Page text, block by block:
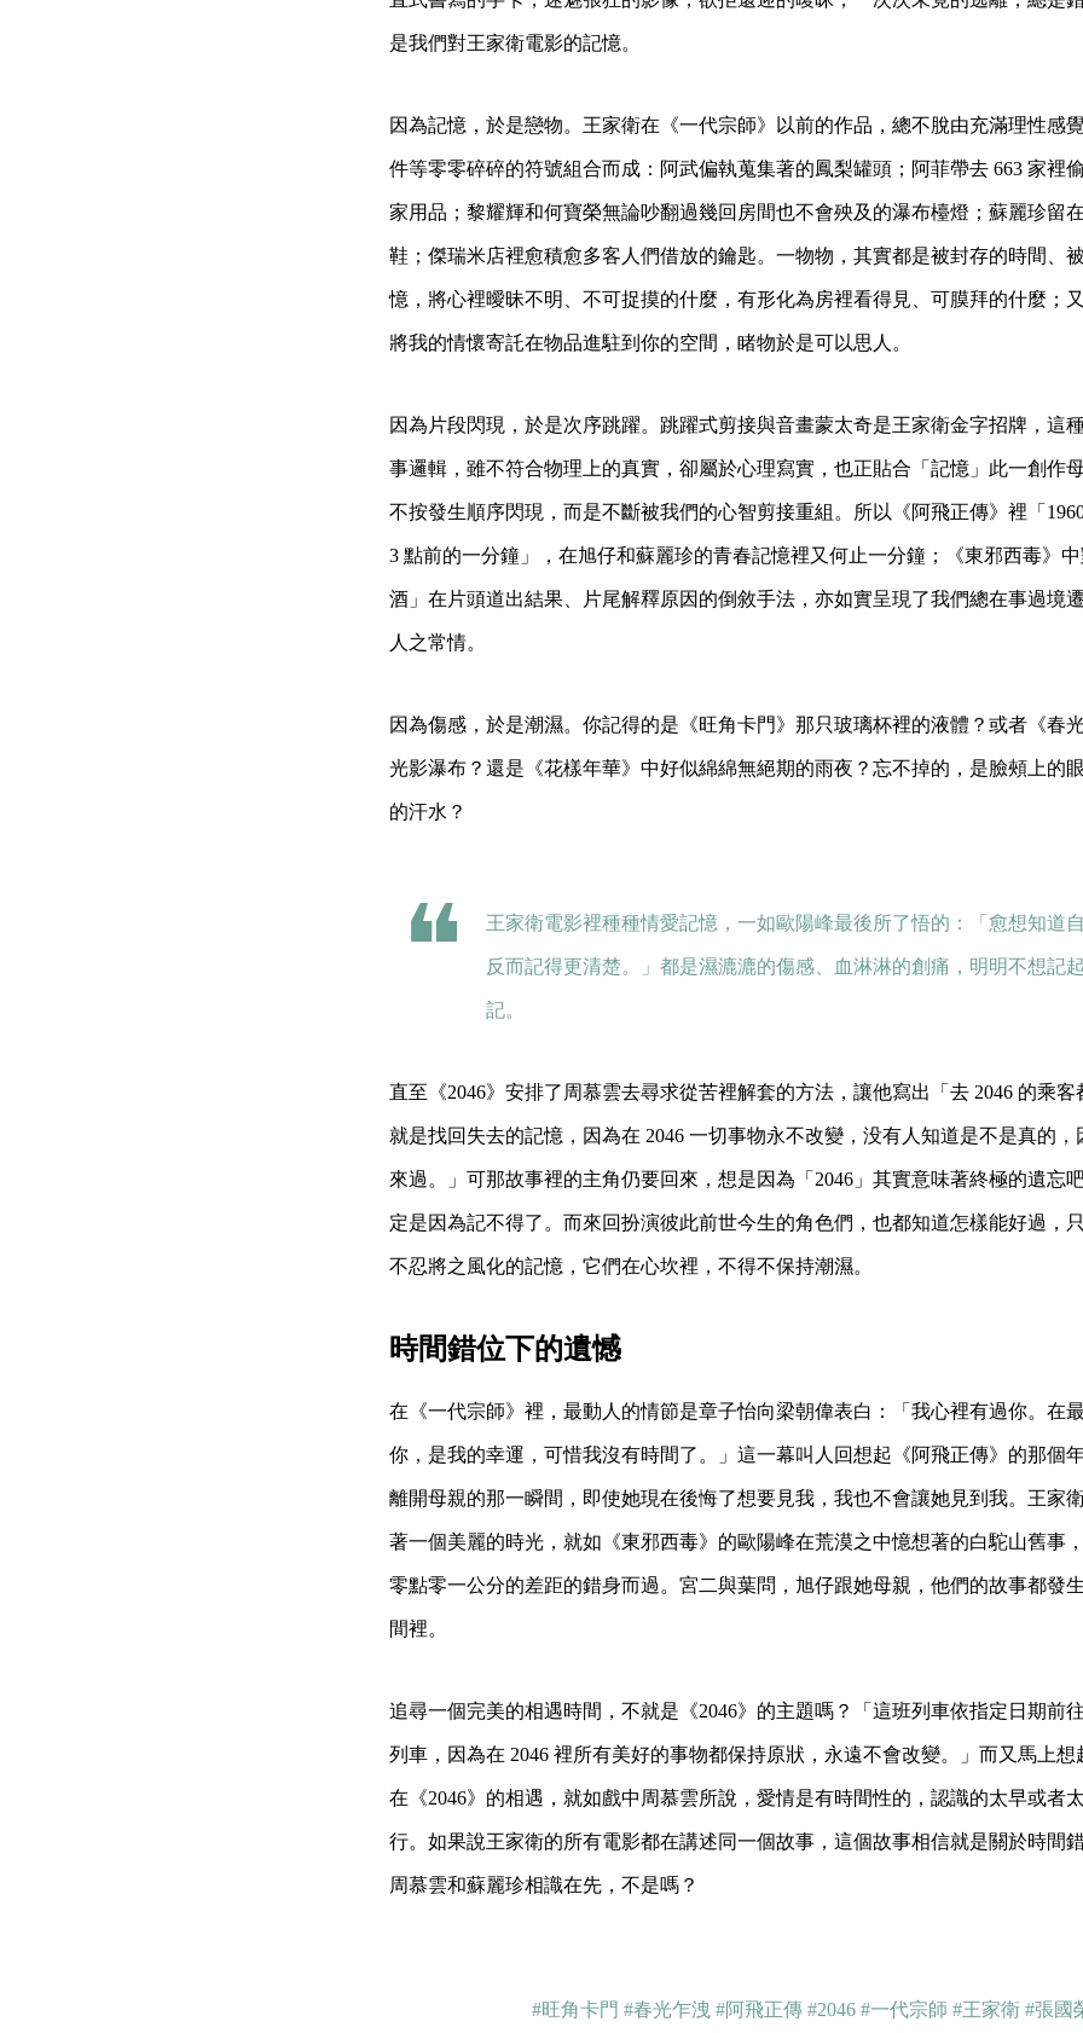
是我們對王家衛電影的記憶。
因為記憶，於是戀物。王家衛在《一代宗師》以前的作品，總不脫由充滿理性感
件等零零碎碎的符號組合而成：阿武偏執蒐集著的鳳梨罐頭；阿菲帶去 663 家裡
家用品；黎耀輝和何寶榮無論吵翻過幾回房間也不會殃及的瀑布檯燈；蘇麗珍留
鞋；傑瑞米店裡愈積愈多客人們借放的鑰匙。一物物，其實都是被封存的時間、
憶，將心裡曖昧不明、不可捉摸的什麼，有形化為房裡看得見、可膜拜的什麼；
將我的情懷寄託在物品進駐到你的空間，睹物於是可以思人。
因為片段閃現，於是次序跳躍。跳躍式剪接與音畫蒙太奇是王家衛金字招牌，這
事邏輯，雖不符合物理上的真實，卻屬於心理寫實，也正貼合「記憶」此一創作
不按發生順序閃現，而是不斷被我們的心智剪接重組。所以《阿飛正傳》裡「
3 點前的一分鐘」，在旭仔和蘇麗珍的青春記憶裡又何止一分鐘；《東邪西毒》
酒」在片頭道出結果、片尾解釋原因的倒敘手法，亦如實呈現了我們總在事過境
人之常情。
因為傷感，於是潮濕。你記得的是《旺角卡門》那只玻璃杯裡的液體？或者《春
光影瀑布？還是《花樣年華》中好似綿綿無絕期的雨夜？忘不掉的，是臉頰上的
的汗水？
王家衛電影裡種種情愛記憶，一如歐陽峰最後所了悟的：「愈想知道
反而記得更清楚。」都是濕漉漉的傷感、血淋淋的創痛，明明不想記
記。
直至《2046》安排了周慕雲去尋求從苦裡解套的方法，讓他寫出「去 2046 的乘
就是找回失去的記憶，因為在 2046 一切事物永不改變，没有人知道是不是真的
來過。」可那故事裡的主角仍要回來，想是因為「2046」其實意味著終極的遺忘
定是因為記不得了。而來回扮演彼此前世今生的角色們，也都知道怎樣能好過，
不忍將之風化的記憶，它們在心坎裡，不得不保持潮濕。
時間錯位下的遺憾
在《一代宗師》裡，最動人的情節是章子怡向梁朝偉表白：「我心裡有過你。在
你，是我的幸運，可惜我沒有時間了。」這一幕叫人回想起《阿飛正傳》的那個
離開母親的那一瞬間，即使她現在後悔了想要見我，我也不會讓她見到我。王家
著一個美麗的時光，就如《東邪西毒》的歐陽峰在荒漠之中憶想著的白駝山舊事
零點零一公分的差距的錯身而過。宮二與葉問，旭仔跟她母親，他們的故事都發
間裡。
追尋一個完美的相遇時間，不就是《2046》的主題嗎？「這班列車依指定日期前
列車，因為在 2046 裡所有美好的事物都保持原狀，永遠不會改變。」而又馬上
在《2046》的相遇，就如戲中周慕雲所說，愛情是有時間性的，認識的太早或者
行。如果說王家衛的所有電影都在講述同一個故事，這個故事相信就是關於時間
周慕雲和蘇麗珍相識在先，不是嗎？
#旺角卡門 #春光乍洩 #阿飛正傳 #2046 #一代宗師 #王家衛 #張國